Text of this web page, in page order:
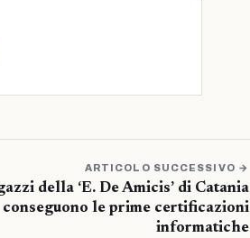
ARTICOLO SUCCESSIVO →
della ‘E. De Amicis’ di Catania
conseguono le prime certificazioni
informatiche